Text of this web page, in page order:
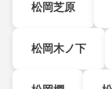
松岡芝原
松岡木ノ下